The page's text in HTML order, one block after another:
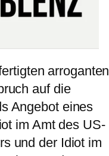
arroganten
auf die
Angebot eines
im Amt des US-
und der Idiot im